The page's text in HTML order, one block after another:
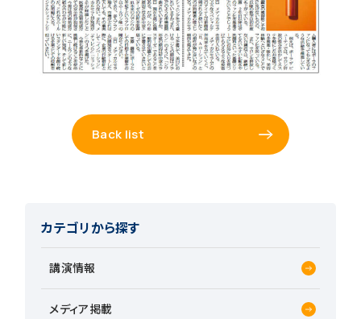
Back list
カテゴリから探す
講演情報
メディア掲載